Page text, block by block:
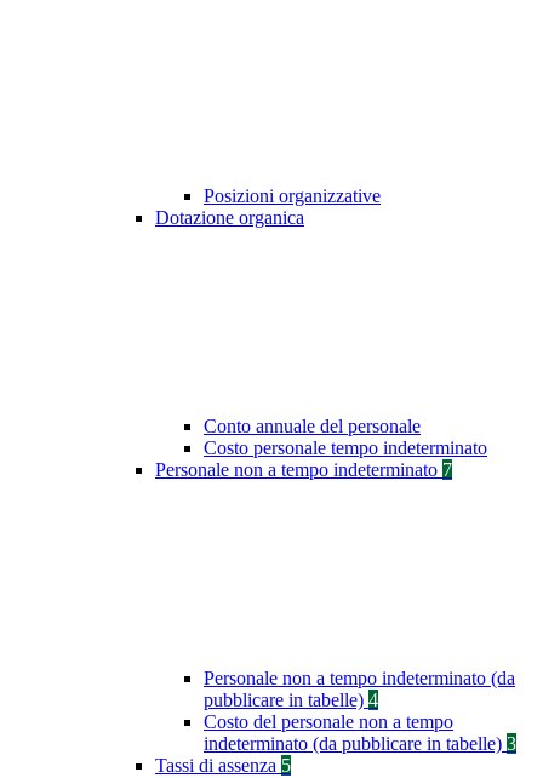
Posizioni organizzative
Dotazione organica
Conto annuale del personale
Costo personale tempo indeterminato
Personale non a tempo indeterminato 7
Personale non a tempo indeterminato (da
pubblicare in tabelle) 4
Costo del personale non a tempo
indeterminato (da pubblicare in tabelle) 3
Tassi di assenza 5